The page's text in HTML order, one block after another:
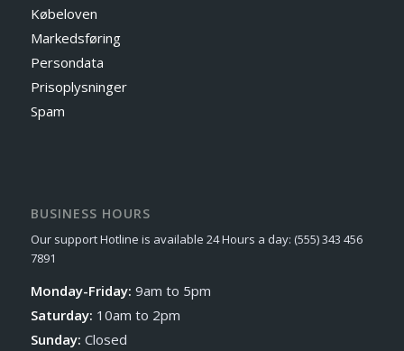
Købeloven
Markedsføring
Persondata
Prisoplysninger
Spam
BUSINESS HOURS
Our support Hotline is available 24 Hours a day: (555) 343 456
7891
Monday-Friday: 9am to 5pm
Saturday: 10am to 2pm
Sunday: Closed